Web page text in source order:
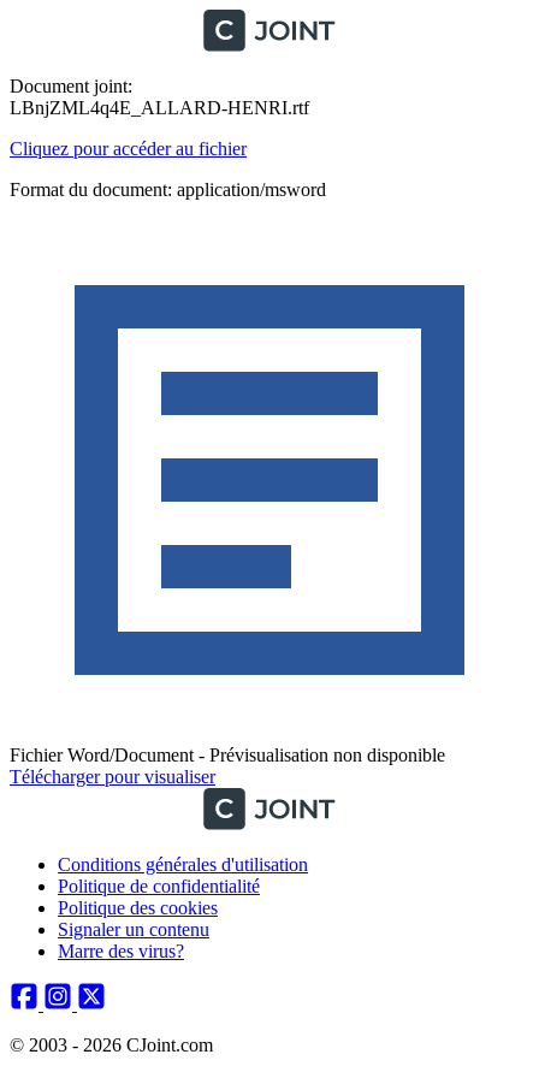
Document joint:
LBnjZML4q4E_ALLARD-HENRI.rtf
Cliquez pour accéder au fichier
Format du document: application/msword
Fichier Word/Document - Prévisualisation non disponible
Télécharger pour visualiser
Conditions générales d'utilisation
Politique de confidentialité
Politique des cookies
Signaler un contenu
Marre des virus?
© 2003 - 2026 CJoint.com